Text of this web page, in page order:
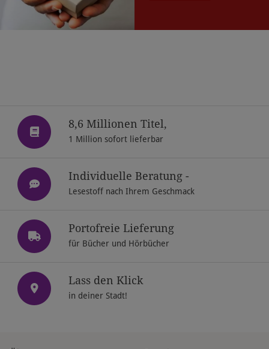
8,6 Millionen Titel,
1 Million sofort lieferbar
Individuelle Beratung -
Lesestoff nach Ihrem Geschmack
Portofreie Lieferung
für Bücher und Hörbücher
Lass den Klick
in deiner Stadt!